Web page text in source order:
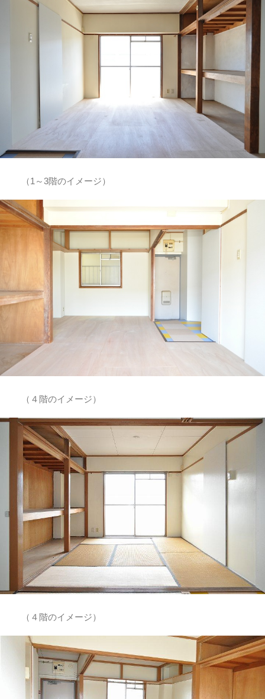
（1～3階のイメージ）
（４階のイメージ）
（４階のイメージ）